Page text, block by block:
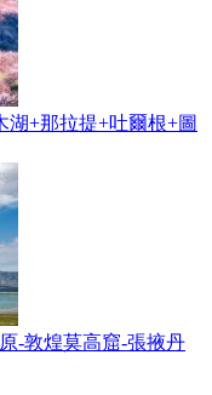
湖+那拉提+吐爾根+圖
-敦煌莫高窟-張掖丹